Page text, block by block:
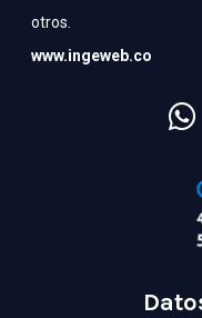
otros.
www.ingeweb.co